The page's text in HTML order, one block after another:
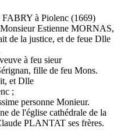
à Piolenc (1669)
Estienne MORNAS,
de la justice, et de feue Dlle
à feu sieur
fille de feu Mons.
et Dlle
;
personne Monieur.
de l'église cathédrale de la
PLANTAT ses frères.